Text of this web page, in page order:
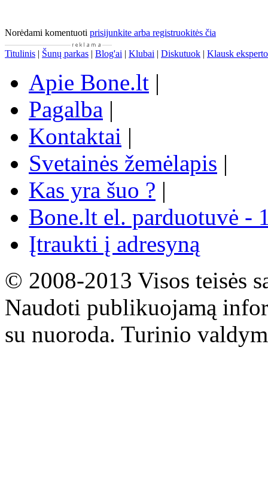
Norėdami komentuoti prisijunkite arba registruokitės čia
Titulinis | Šunų parkas | Blog'ai | Klubai | Diskutuok | Klausk eksperto
Apie Bone.lt |
Pagalba |
Kontaktai |
Svetainės žemėlapis |
Kas yra šuo ? |
Bone.lt el. parduotuvė -
Įtraukti į adresyną
© 2008-2013 Visos teisės
Naudoti publikuojamą
su nuoroda. Turinio